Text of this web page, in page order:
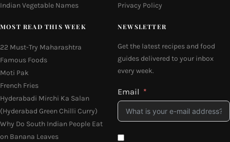
Indian Vegetable Names
Privacy Policy
MOST READ THIS WEEK
22 Must-Try Maharashtra
Famous Foods
Moti Pak
French Fries
Hyderabadi Mirchi Ka Salan
(Hyderabad Green Chilli Curry)
Why Do South Indian People Eat
on Banana Leaves
NEWSLETTER
Get the latest recipes and food
guides delivered to your inbox
every week.
Email